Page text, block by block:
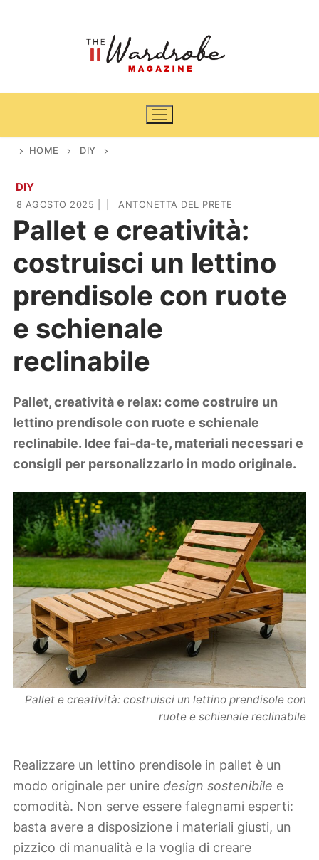
Home
News
Cinema e TV
Casa & Giardino
Arredamento
Piante e fiori
DIY
Lifestyle
Viaggi
Zodiaco
HOME DIY
DIY
8 AGOSTO 2025 ANTONETTA DEL PRETE
Pallet e creatività:
costruisci un lettino
prendisole con ruote
e schienale
reclinabile
Pallet, creatività e relax: come costruire un
lettino prendisole con ruote e schienale
reclinabile. Idee fai-da-te, materiali necessari e
consigli per personalizzarlo in modo originale.
Pallet e creatività: costruisci un lettino prendisole con
ruote e schienale reclinabile
Realizzare un lettino prendisole in pallet è un
modo originale per unire design sostenibile e
comodità. Non serve essere falegnami esperti:
basta avere a disposizione i materiali giusti, un
pizzico di manualità e la voglia di creare